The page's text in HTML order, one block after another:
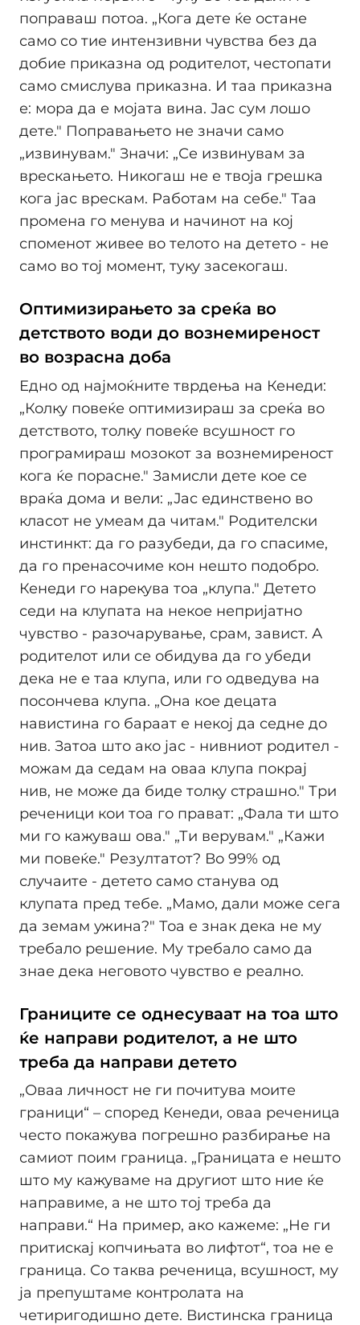
поправаш потоа. „Кога дете ќе остане
само со тие интензивни чувства без да
добие приказна од родителот, честопати
само смислува приказна. И таа приказна
е: мора да е мојата вина. Јас сум лошо
дете." Поправањето не значи само
„извинувам." Значи: „Се извинувам за
врескањето. Никогаш не е твоја грешка
кога јас врескам. Работам на себе." Таа
промена го менува и начинот на кој
споменот живее во телото на детето - не
само во тој момент, туку засекогаш.
Оптимизирањето за среќа во
детството води до вознемиреност
во возрасна доба
Едно од најмоќните тврдења на Кенеди:
„Колку повеќе оптимизираш за среќа во
детството, толку повеќе всушност го
програмираш мозокот за вознемиреност
кога ќе порасне." Замисли дете кое се
враќа дома и вели: „Јас единствено во
класот не умеам да читам." Родителски
инстинкт: да го разубеди, да го спасиме,
да го пренасочиме кон нешто подобро.
Кенеди го нарекува тоа „клупа." Детето
седи на клупата на некое непријатно
чувство - разочарување, срам, завист. А
родителот или се обидува да го убеди
дека не е таа клупа, или го одведува на
посончева клупа. „Она кое децата
навистина го бараат е некој да седне до
нив. Затоа што ако јас - нивниот родител -
можам да седам на оваа клупа покрај
нив, не може да биде толку страшно." Три
реченици кои тоа го прават: „Фала ти што
ми го кажуваш ова." „Ти верувам." „Кажи
ми повеќе." Резултатот? Во 99% од
случаите - детето само станува од
клупата пред тебе. „Мамо, дали може сега
да земам ужина?" Тоа е знак дека не му
требало решение. Му требало само да
знае дека неговото чувство е реално.
Границите се однесуваат на тоа што
ќе направи родителот, а не што
треба да направи детето
„Оваа личност не ги почитува моите
граници“ – според Кенеди, оваа реченица
често покажува погрешно разбирање на
самиот поим граница. „Границата е нешто
што му кажуваме на другиот што ние ќе
направиме, а не што тој треба да
направи.“ На пример, ако кажеме: „Не ги
притискај копчињата во лифтот“, тоа не е
граница. Со таква реченица, всушност, му
ја препуштаме контролата на
четиригодишно дете. Вистинска граница